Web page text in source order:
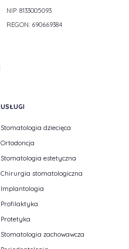
NIP: 8133005093
REGON: 690669384
USŁUGI
Stomatologia dziecięca
Ortodoncja
Stomatologia estetyczna
Chirurgia stomatologiczna
Implantologia
Profilaktyka
Protetyka
Stomatologia zachowawcza